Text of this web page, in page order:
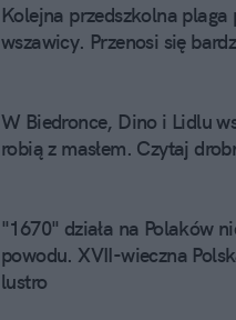
Kolejna przedszkolna plaga
wszawicy. Przenosi się
W Biedronce, Dino i Lidlu
robią z masłem. Czytaj
"1670" działa na Polaków
powodu. XVII-wieczna
lustro